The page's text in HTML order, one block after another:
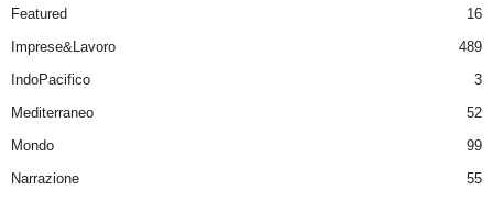
Featured
16
Imprese&Lavoro
489
IndoPacifico
3
Mediterraneo
52
Mondo
99
Narrazione
55